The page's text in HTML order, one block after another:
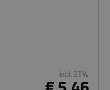
incl. BTW